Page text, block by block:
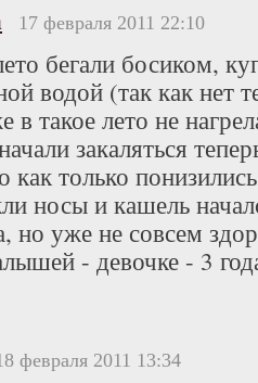
17 февраля 2011 22:10
бегали босиком,
водой (так как нет
в такое лето не
закаляться
как только
носы и кашель
но уже не совсем
- девочке - 3
февраля 2011 13:34